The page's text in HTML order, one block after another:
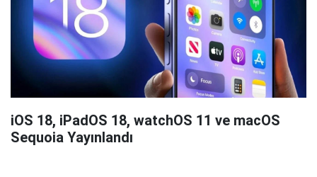
iOS 18, iPadOS 18, watchOS 11 ve macOS
Sequoia Yayınlandı